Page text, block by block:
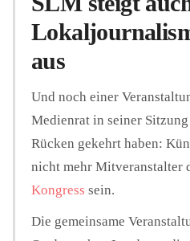
aus
Und noch einer
Medienrat in seiner
Rücken gekehrt haben:
nicht mehr Mitveranstalter
Kongress sein.
Die gemeinsame